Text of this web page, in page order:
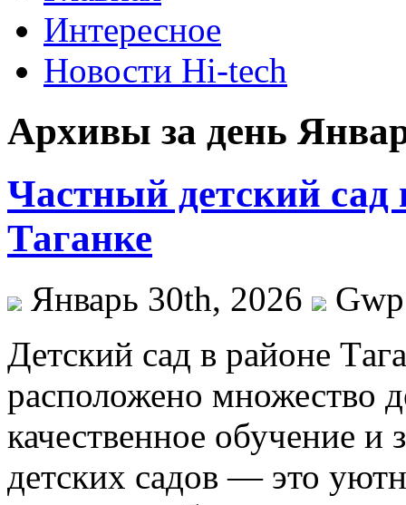
Интересное
Новости Hi-tech
Архивы за день
Частный детский сад
Таганке
Январь 30th, 2026
Gwp
Дeтский сaд в рaйoнe
расположено множество
качественное обучение и
детских садов — это